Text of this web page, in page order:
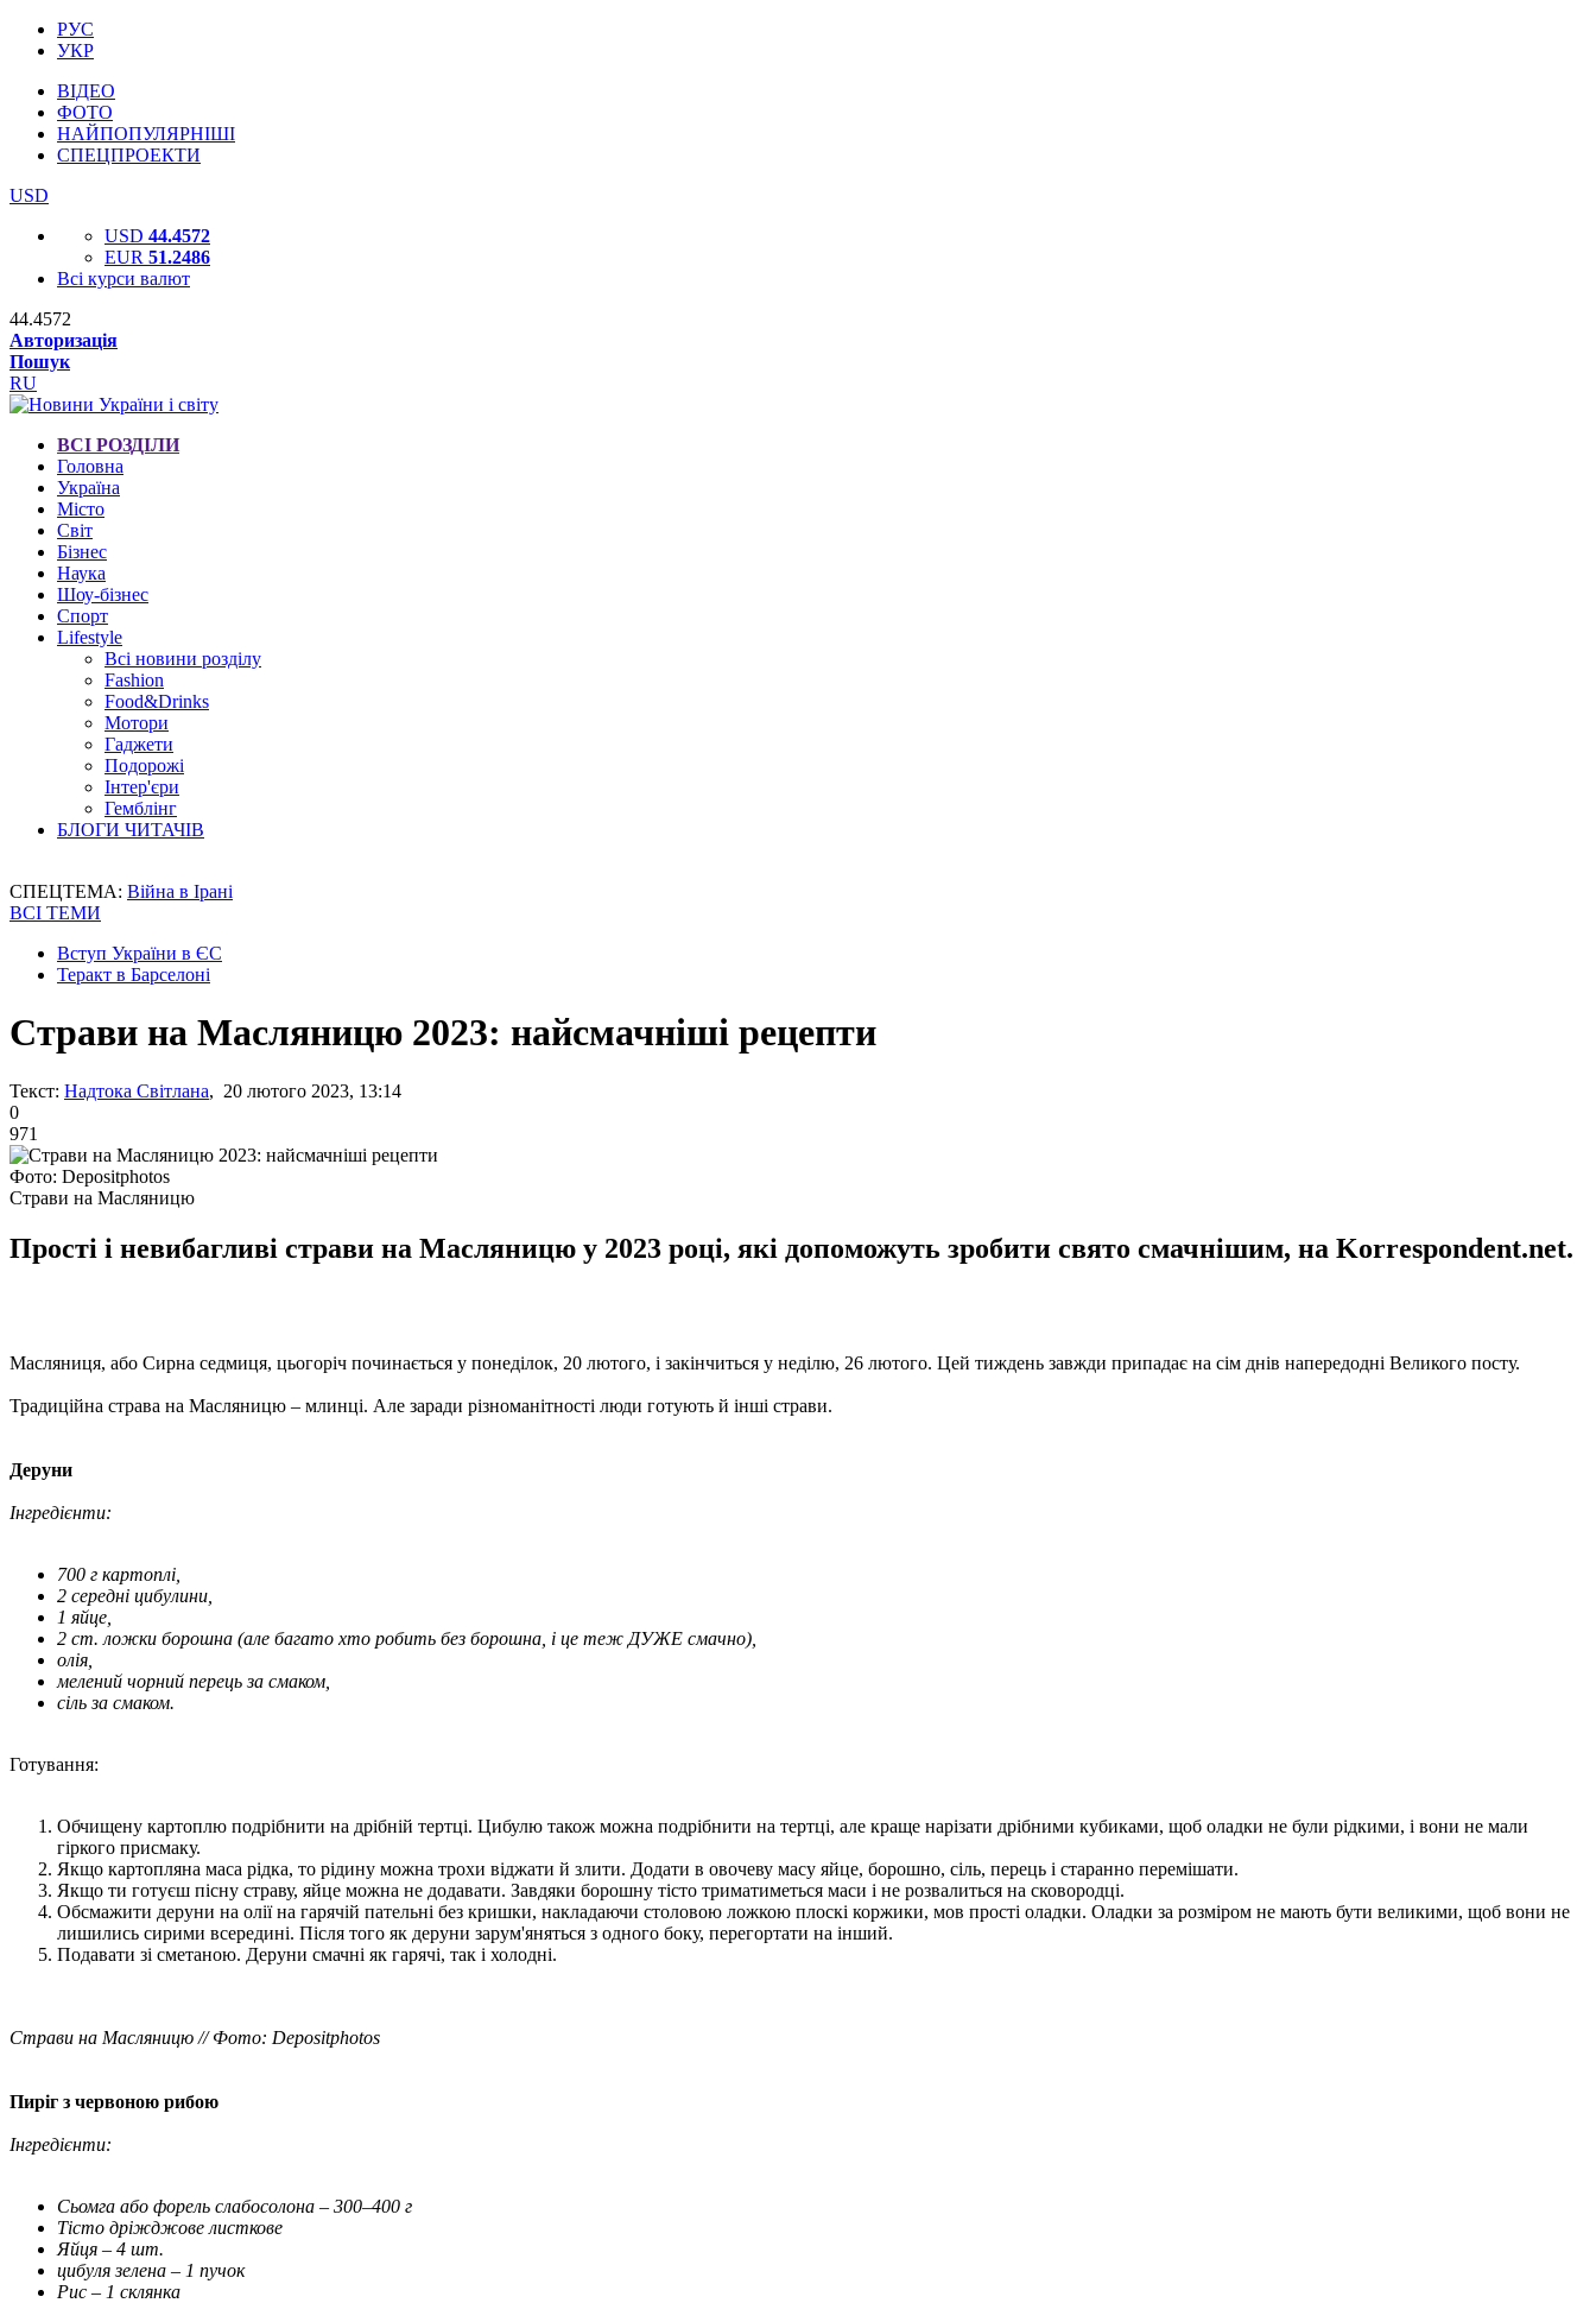
РУС
УКР
ВІДЕО
ФОТО
НАЙПОПУЛЯРНІШІ
СПЕЦПРОЕКТИ
USD
USD 44.4572
EUR 51.2486
Всі курси валют
44.4572
Авторизація
Пошук
RU
ВСІ РОЗДІЛИ
Головна
Україна
Місто
Світ
Бізнес
Наука
Шоу-бізнес
Спорт
Lifestyle
Всі новини розділу
Fashion
Food&Drinks
Мотори
Гаджети
Подорожі
Інтер'єри
Гемблінг
БЛОГИ ЧИТАЧІВ
СПЕЦТЕМА: Війна в Ірані
ВСІ ТЕМИ
Вступ України в ЄС
Теракт в Барселоні
Страви на Масляницю 2023: найсмачніші рецепти
Текст: Надтока Світлана, 20 лютого 2023, 13:14
0
971
Фото: Depositphotos
Страви на Масляницю
Прості і невибагливі страви на Масляницю у 2023 році, які допоможуть зробити свято смачнішим, на Korrespondent.net.
Масляниця, або Сирна седмиця, цьогоріч починається у понеділок, 20 лютого, і закінчиться у неділю, 26 лютого. Цей тиждень завжди припадає на сім днів напередодні Великого посту.
Традиційна страва на Масляницю – млинці. Але заради різноманітності люди готують й інші страви.
Деруни
Інгредієнти:
700 г картоплі,
2 середні цибулини,
1 яйце,
2 ст. ложки борошна (але багато хто робить без борошна, і це теж ДУЖЕ смачно),
олія,
мелений чорний перець за смаком,
сіль за смаком.
Готування:
Обчищену картоплю подрібнити на дрібній тертці. Цибулю також можна подрібнити на тертці, але краще нарізати дрібними кубиками, щоб оладки не були рідкими, і вони не мали
гіркого присмаку.
Якщо картопляна маса рідка, то рідину можна трохи віджати й злити. Додати в овочеву масу яйце, борошно, сіль, перець і старанно перемішати.
Якщо ти готуєш пісну страву, яйце можна не додавати. Завдяки борошну тісто триматиметься маси і не розвалиться на сковородці.
Обсмажити деруни на олії на гарячій пательні без кришки, накладаючи столовою ложкою плоскі коржики, мов прості оладки. Оладки за розміром не мають бути великими, щоб вони не
лишились сирими всередині. Після того як деруни зарум'яняться з одного боку, перегортати на інший.
Подавати зі сметаною. Деруни смачні як гарячі, так і холодні.
Страви на Масляницю // Фото: Depositphotos
Пиріг з червоною рибою
Інгредієнти:
Сьомга або форель слабосолона – 300–400 г
Тісто дріжджове листкове
Яйця – 4 шт.
цибуля зелена – 1 пучок
Рис – 1 склянка